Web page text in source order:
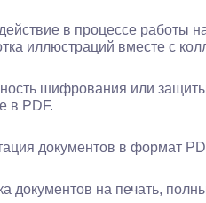
в процессе работы
иллюстраций вместе с
шифрования или
в PDF.
документов в формат
документов на печать,